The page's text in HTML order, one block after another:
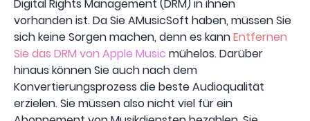
Digital Rights Management (DRM) in ihnen
vorhanden ist. Da Sie AMusicSoft haben, müssen Sie
sich keine Sorgen machen, denn es kannEntfernen
Sie das DRM von Apple Music mühelos. Darüber
hinaus können Sie auch nach dem
Konvertierungsprozess die beste Audioqualität
erzielen. Sie müssen also nicht viel für ein